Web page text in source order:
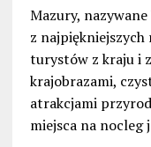
Mazury, nazywane
z najpiękniejszych
turystów z kraju i
krajobrazami,
atrakcjami
miejsca na nocleg